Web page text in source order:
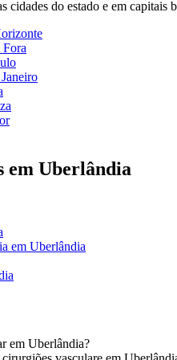
cidades do estado e em capitais
Fora
em Uberlândia
em Uberlândia
em Uberlândia?